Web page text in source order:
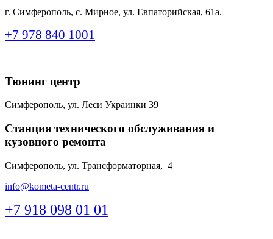
г. Симферополь, с. Мирное, ул. Евпаторийская, 61а.
+7 978 840 1001
Тюнинг центр
Симферополь, ул. Леси Украинки 39
Станция технического обслуживания и
кузовного ремонта
Симферополь, ул. Трансформаторная, 4
info@kometa-centr.ru
+7 918 098 01 01